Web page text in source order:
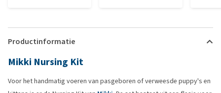
Productinformatie
Mikki Nursing Kit
Voor het handmatig voeren van pasgeboren of verweesde puppy's en